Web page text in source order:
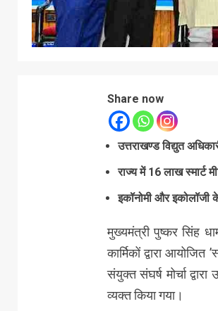
Share now
उत्तराखण्ड विद्युत
राज्य में 16 लाख स्मार्ट
इकॉनोमी और इकोलॉजी
मुख्यमंत्री पुष्कर सिंह
कार्मिकों द्वारा
संयुक्त संघर्ष मोर्चा
व्यक्त किया गया।